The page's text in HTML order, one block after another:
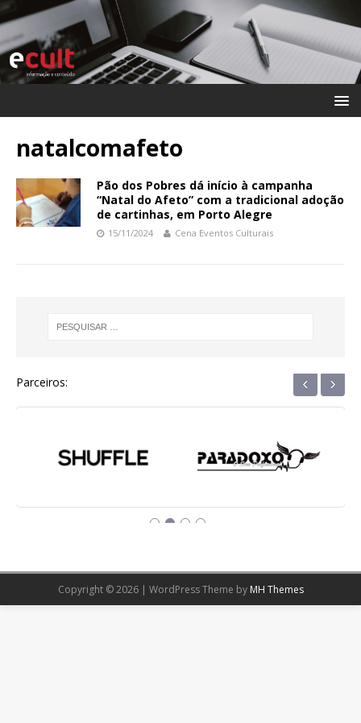
natalcomafeto
Pão dos Pobres dá início à campanha
“Natal do Afeto” com a tradicional adoção
de cartinhas, em Porto Alegre
15/11/2024 Cena Eventos Culturais
Parceiros: ‹ ›
Copyright © 2026 | WordPress Theme by MH Themes